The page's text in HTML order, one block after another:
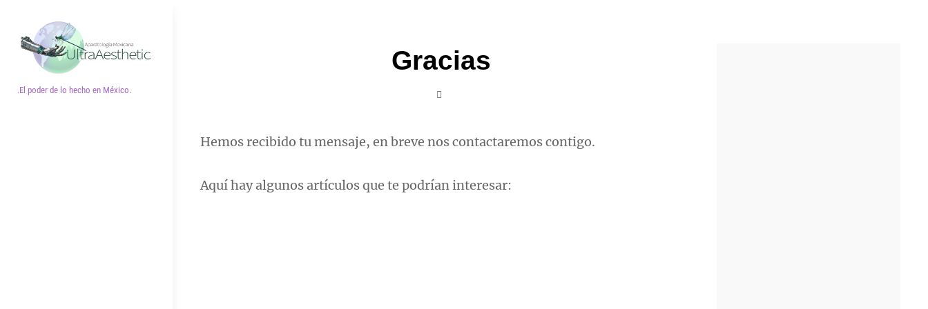
contenido
.El poder de lo hecho en México.
Gracias
Hemos recibido tu mensaje, en breve nos contactaremos contigo.
Aquí hay algunos artículos que te podrían interesar: